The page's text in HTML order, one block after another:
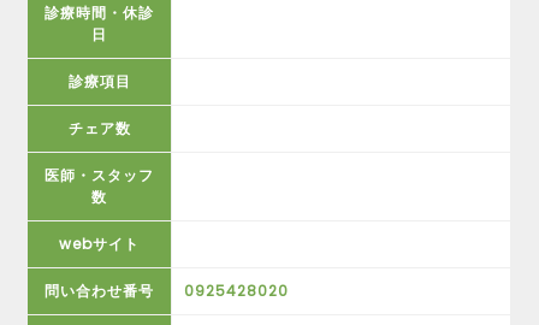
診療時間・休診
日
診療項目
チェア数
医師・スタッフ
数
webサイト
問い合わせ番号 0925428020